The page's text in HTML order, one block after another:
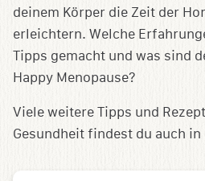
deinem Körper die Zeit der
erleichtern. Welche
Tipps gemacht und was sind
Happy Menopause?
Viele weitere Tipps und
Gesundheit findest du auch